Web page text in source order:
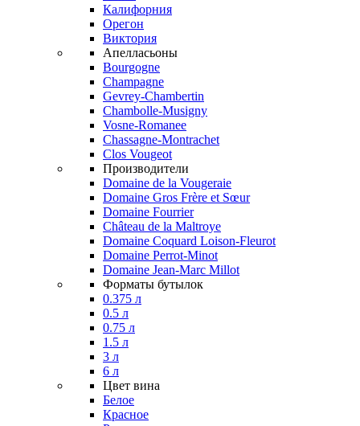
Калифорния
Орегон
Виктория
Апелласьоны
Bourgogne
Champagne
Gevrey-Chambertin
Chambolle-Musigny
Vosne-Romanee
Chassagne-Montrachet
Clos Vougeot
Производители
Domaine de la Vougeraie
Domaine Gros Frère et Sœur
Domaine Fourrier
Château de la Maltroye
Domaine Coquard Loison-Fleurot
Domaine Perrot-Minot
Domaine Jean-Marc Millot
Форматы бутылок
0.375 л
0.5 л
0.75 л
1.5 л
3 л
6 л
Цвет вина
Белое
Красное